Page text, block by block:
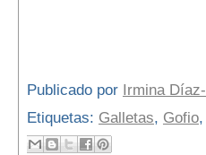
Publicado por Irmina
Etiquetas: Galletas, Gofio,